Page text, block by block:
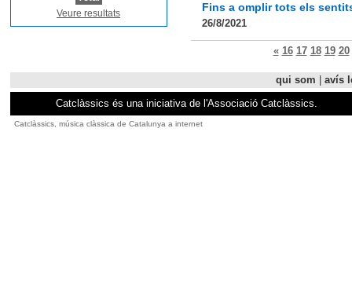
Veure resultats Fins a omplir tots els
26/8/2021
« 16 17 18 19 20
qui som
avís
Catclàssics és una iniciativa de l'Associació Catclàssics.
Catclàssics, música clàssica de Catalunya a internet